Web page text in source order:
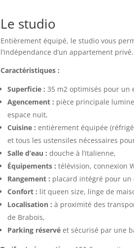
Le studio
Entièrement équipé, le studio vous
l’indépendance d’un appartement privé.
Caractéristiques :
Superficie : 35 m2 optimisés pour un
Agencement : pièce principale
espace nuit,
Cuisine : entièrement équipée
et tous les ustensiles nécessaires
Salle d’eau : douche à l’italienne,
Équipements : télévision, connexion
Rangement : placard intégré pour un
Confort : lit queen size, linge de
Localisation : à proximité des
de Brabois,
Parking réservé et sécurisé par une